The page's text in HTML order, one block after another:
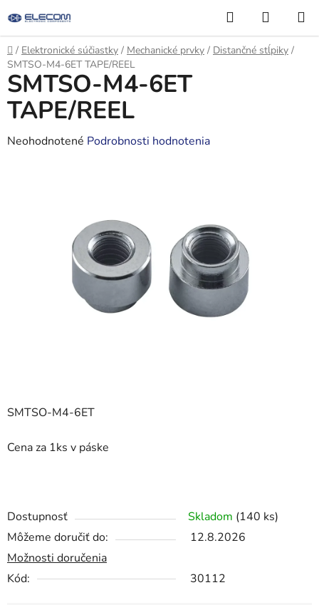
na
obsah
Hľadať
KOŠÍK
Domov
/ Elektronické súčiastky / Mechanické prvky / Distančné stĺpiky /
SMTSO-M4-6ET TAPE/REEL
SMTSO-M4-6ET
Cena za 1ks v páske
Dostupnosť Skladom (140 ks)
Môžeme doručiť do:
12.8.2026
Možnosti doručenia
Kód:
30112
SMTSO-M4-6ET
TAPE/REEL
Priemerné
Neohodnotené Podrobnosti hodnotenia